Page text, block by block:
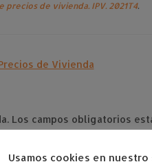
precios de vivienda. IPV. 2021T4.
Los campos obligatorios
Usamos cookies en